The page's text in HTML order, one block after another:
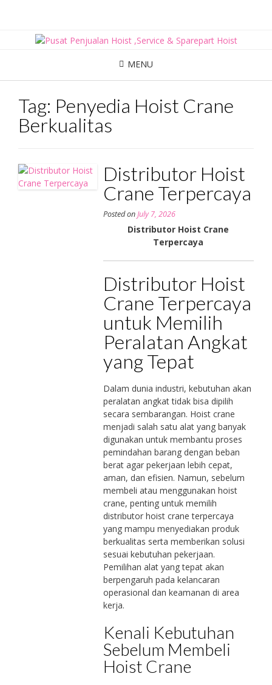
MENU
Tag: Penyedia Hoist Crane
Berkualitas
Distributor Hoist
Crane Terpercaya
Posted onJuly 7, 2026
Distributor Hoist Crane
Terpercaya
Distributor Hoist
Crane Terpercaya
untuk Memilih
Peralatan Angkat
yang Tepat
Dalam dunia industri, kebutuhan akan
peralatan angkat tidak bisa dipilih
secara sembarangan. Hoist crane
menjadi salah satu alat yang banyak
digunakan untuk membantu proses
pemindahan barang dengan beban
berat agar pekerjaan lebih cepat,
aman, dan efisien. Namun, sebelum
membeli atau menggunakan hoist
crane, penting untuk memilih
distributor hoist crane terpercaya
yang mampu menyediakan produk
berkualitas serta memberikan solusi
sesuai kebutuhan pekerjaan.
Pemilihan alat yang tepat akan
berpengaruh pada kelancaran
operasional dan keamanan di area
kerja.
Kenali Kebutuhan
Sebelum Membeli
Hoist Crane